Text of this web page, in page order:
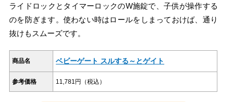
ライドロックとタイマーロックのW施錠で、子供が操作する
のを防ぎます。使わない時はロールをしまっておけば、通り
抜けもスムーズです。
商品名 ベビーゲート スルする～とゲイト
参考価格 11,781円（税込）